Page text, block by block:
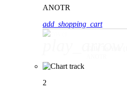
ANOTR
add_shopping_cart
2